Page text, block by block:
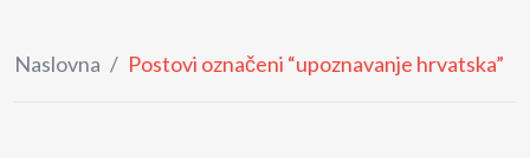
Naslovna / Postovi označeni “upoznavanje hrvatska”